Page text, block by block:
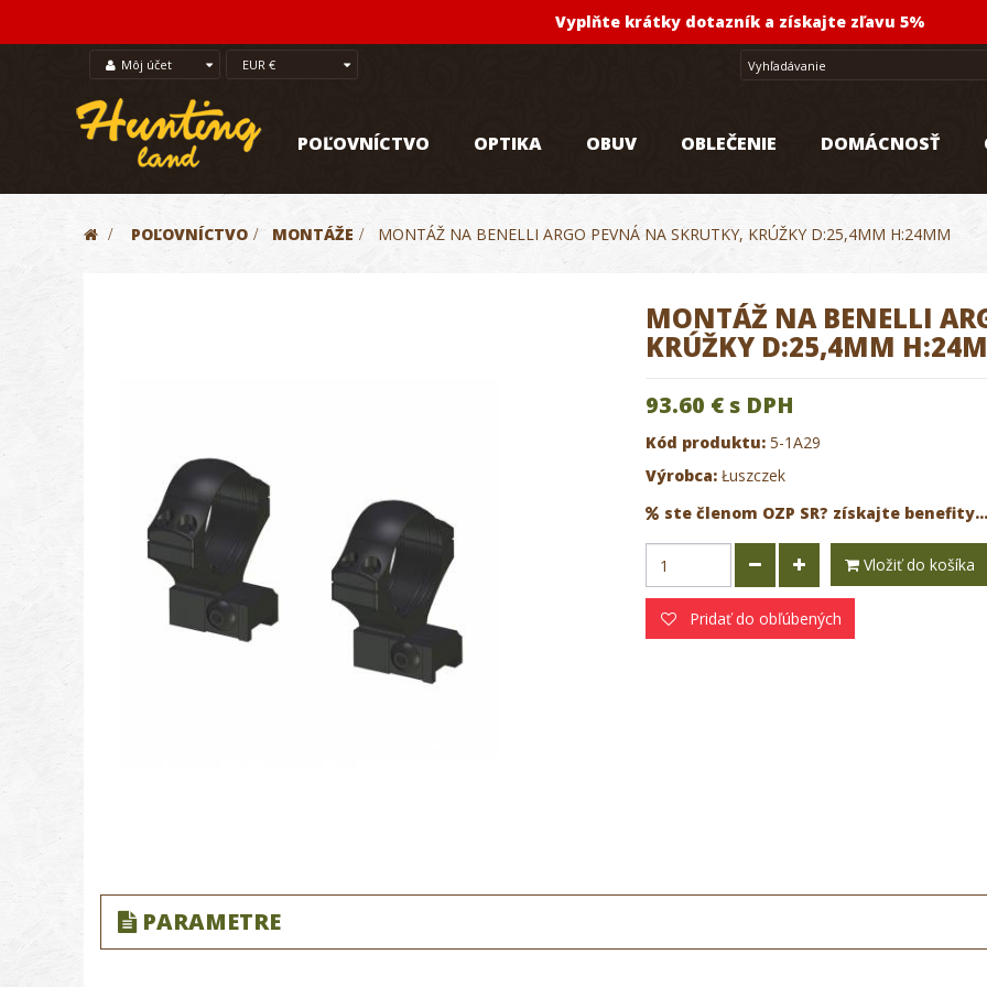
Vyplňte krátky dotazník a získajte zľavu 5%
Môj účet EUR €
POĽOVNÍCTVO OPTIKA OBUV OBLEČENIE DOMÁCNOSŤ
> POĽOVNÍCTVO > MONTÁŽE > MONTÁŽ NA BENELLI ARGO PEVNÁ NA SKRUTKY, KRÚŽKY D:25,4MM H:24MM
MONTÁŽ NA BENELLI
KRÚŽKY D:25,4MM
93.60 €s DPH
Kód produktu: 5-1A29
Výrobca: Łuszczek
ste členom OZP SR? získajte benefity...
Vložiť do košíka
Pridať do obľúbených
PARAMETRE